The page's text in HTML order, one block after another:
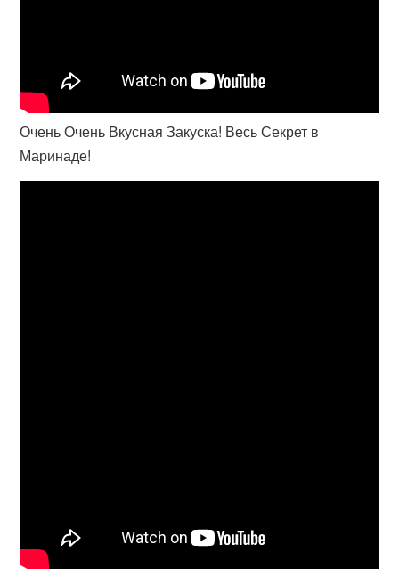
Очень Очень Вкусная Закуска! Весь Секрет в
Маринаде!